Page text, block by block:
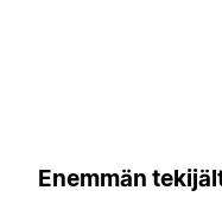
Enemmän